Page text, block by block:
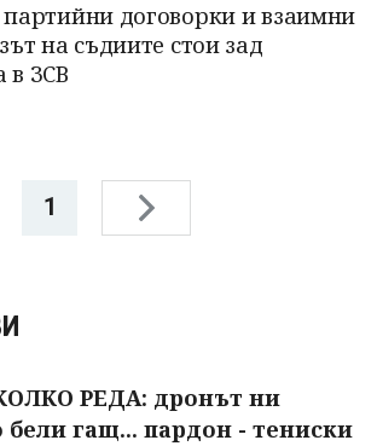
партийни договорки и взаимни
на съдиите стои зад
в ЗСВ
1
РЕДА: дронът ни
бели гащ... пардон - тениски